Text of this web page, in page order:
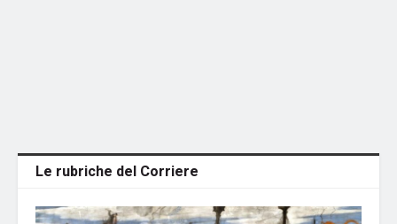
Le rubriche del Corriere